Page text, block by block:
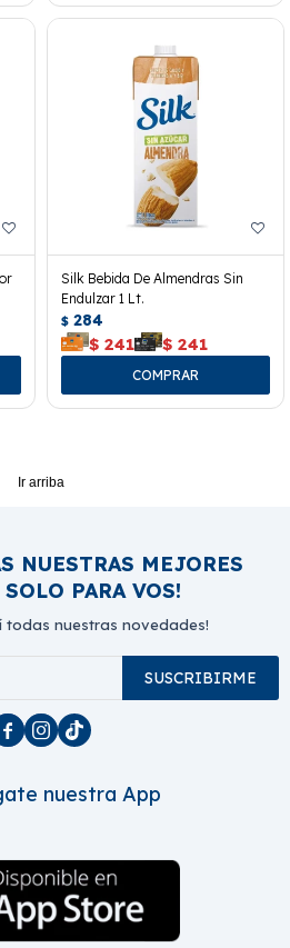
Silk Bebida De Almendras Sin
Endulzar 1 Lt.
$ 284
$ 241 $ 241
Ir arriba
NUESTRAS MEJORES
PARA VOS!
todas nuestras novedades!
SUSCRIBIRME
  
nuestra App